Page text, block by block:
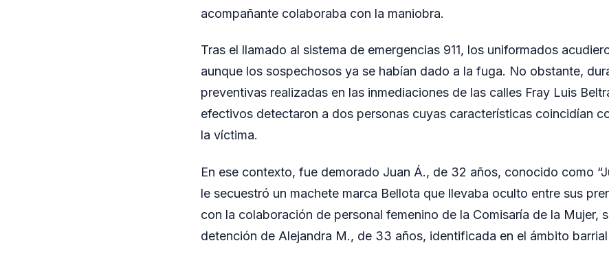
acompañante colaboraba con la maniobra.
Tras el llamado al sistema de emergencias 911, los uniformados
aunque los sospechosos ya se habían dado a la fuga. No obstante,
preventivas realizadas en las inmediaciones de las calles Fray Luis
efectivos detectaron a dos personas cuyas características coincidían
la víctima.
En ese contexto, fue demorado Juan Á., de 32 años, conocido como
le secuestró un machete marca Bellota que llevaba oculto entre sus
con la colaboración de personal femenino de la Comisaría de la Mujer,
detención de Alejandra M., de 33 años, identificada en el ámbito barrial